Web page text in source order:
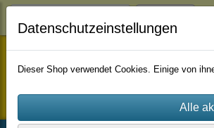
staufenbiel-
Datenschutzeinstellungen
Dieser Shop verwendet Cookies. Einige von